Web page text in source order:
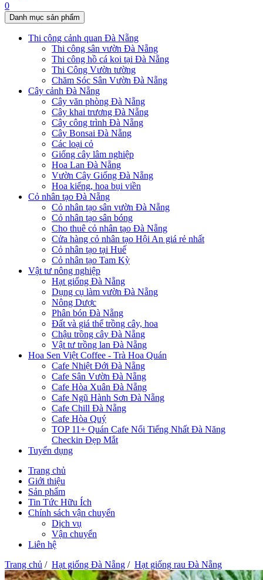
0
Danh mục sản phẩm
Thi công cảnh quan Đà Nẵng
Thi công sân vườn Đà Nẵng
Thi công hồ cá koi tại Đà Nẵng
Thi Công Vườn tường
Chăm Sóc Sân Vườn Đà Nẵng
Cây cảnh Đà Nẵng
Cây văn phòng Đà Nẵng
Cây khai trương Đà Nẵng
Cây công trình Đà Nẵng
Cây Bonsai Đà Nẵng
Các loại cỏ
Giống cây lâm nghiệp
Hoa Lan Đà Nẵng
Vườn Cây Giống Đà Nẵng
Hoa kiểng, hoa bụi viền
Cỏ nhân tạo Đà Nẵng
Cỏ nhân tạo sân vườn Đà Nẵng
Cỏ nhân tạo sân bóng
Cho thuê cỏ nhân tạo Đà Nẵng
Cửa hàng cỏ nhân tạo Hội An giá rẻ nhất
Cỏ nhân tạo tại Huế
Cỏ nhân tạo Tam Kỳ
Vật tư nông nghiệp
Hạt giống Đà Nẵng
Dụng cụ làm vườn Đà Nẵng
Nông Dược
Phân bón Đà Nẵng
Đất và giá thể trồng cây, hoa
Chậu trồng cây Đà Nẵng
Vật tư trồng lan Đà Nẵng
Hoa Sen Việt Coffee - Trà Hoa Quán
Cafe Nhiệt Đới Đà Nẵng
Cafe Sân Vườn Đà Nẵng
Cafe Hòa Xuân Đà Nẵng
Cafe Ngũ Hành Sơn Đà Nẵng
Cafe Chill Đà Nẵng
Cafe Hòa Quý
TOP 11+ Quán Cafe Nổi Tiếng Nhất Đà Năng
Checkin Đẹp Mắt
Tuyển dụng
Trang chủ
Giới thiệu
Sản phẩm
Tin Tức Hữu Ích
Chính sách vận chuyển
Dịch vụ
Vận chuyển
Liên hệ
Trang chủ / Hạt giống Đà Nẵng / Hạt giống rau Đà Nẵng